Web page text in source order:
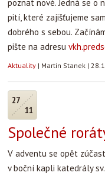
poznat nové. Jedná se
pití, které zajišťujeme
dobrého s sebou.
pište na adresu
Aktuality | Martin Stanek |
27
11
Společné
V adventu se opět
v boční kapli katedrály